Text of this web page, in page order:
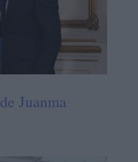
Juanma